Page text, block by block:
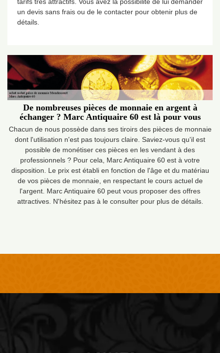
un devis sans frais ou de le contacter pour obtenir plus de
détails.
De nombreuses pièces de monnaie en argent à
échanger ? Marc Antiquaire 60 est là pour vous
Chacun de nous possède dans ses tiroirs des pièces de monnaie
dont l'utilisation n'est pas toujours claire. Saviez-vous qu'il est
possible de monétiser ces pièces en les vendant à des
professionnels ? Pour cela, Marc Antiquaire 60 est à votre
disposition. Le prix est établi en fonction de l'âge et du matériau
de vos pièces de monnaie, en respectant le cours actuel de
l'argent. Marc Antiquaire 60 peut vous proposer des offres
attractives. N'hésitez pas à le consulter pour plus de détails.